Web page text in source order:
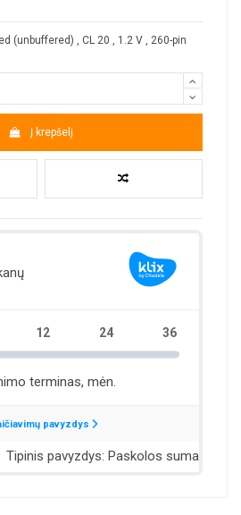
(unbuffered) , CL 20 , 1.2 V , 260-pin
Į krepšelį